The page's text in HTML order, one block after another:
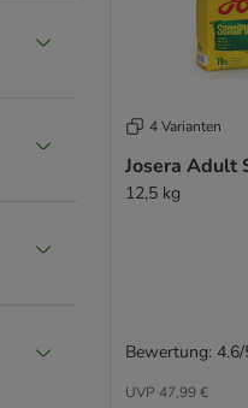
4 Varianten
Josera Adult
12,5 kg
UVP 47,99 €
Bewertung: